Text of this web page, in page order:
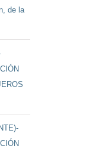
de la